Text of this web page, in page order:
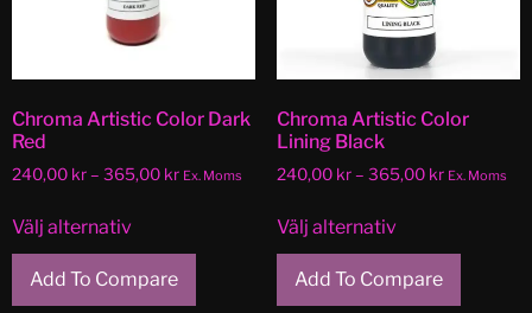
Chroma Artistic Color Dark
Red
240,00 kr– 365,00 kr Ex. Moms
Välj alternativ
Add To Compare
Chroma Artistic Color
Lining Black
240,00 kr – 365,00 kr Ex. Moms
Välj alternativ
Add To Compare